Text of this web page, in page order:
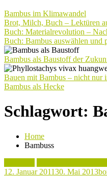
Bambus im Klimawandel
Brot, Milch, Buch – Lektüren
Buch: Materialrevolution –
Buch: Bambus auswählen
Bambus als Baustoff der
Bauen mit Bambus – nicht nur
Bambus als Hecke
Schlagwort:
Home
Bambuss
12. Januar 201130. Mai 2013